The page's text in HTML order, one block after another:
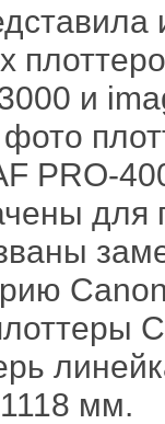
и
PRO-
для
мм.